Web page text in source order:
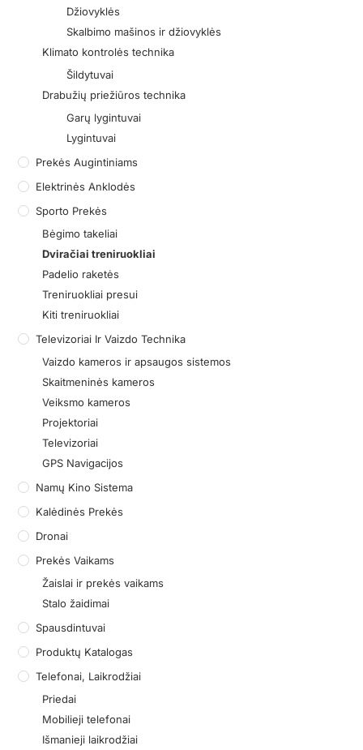
Džiovyklės
Skalbimo mašinos ir džiovyklės
Klimato kontrolės technika
Šildytuvai
Drabužių priežiūros technika
Garų lygintuvai
Lygintuvai
Prekės Augintiniams
Elektrinės Anklodės
Sporto Prekės
Bėgimo takeliai
Dviračiai treniruokliai
Padelio raketės
Treniruokliai presui
Kiti treniruokliai
Televizoriai Ir Vaizdo Technika
Vaizdo kameros ir apsaugos sistemos
Skaitmeninės kameros
Veiksmo kameros
Projektoriai
Televizoriai
GPS Navigacijos
Namų Kino Sistema
Kalėdinės Prekės
Dronai
Prekės Vaikams
Žaislai ir prekės vaikams
Stalo žaidimai
Spausdintuvai
Produktų Katalogas
Telefonai, Laikrodžiai
Priedai
Mobilieji telefonai
Išmanieji laikrodžiai